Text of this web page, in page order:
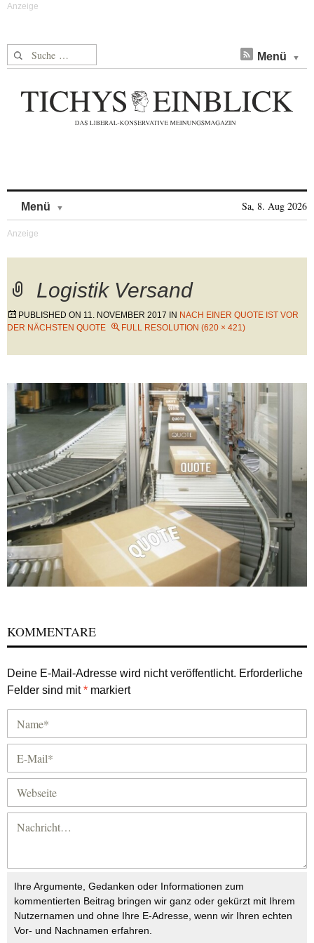
Suche nach: Menü
Menü Sa, 8. Aug 2026
Logistik Versand
PUBLISHED ON 11. NOVEMBER 2017 IN NACH EINER QUOTE IST VOR
DER NÄCHSTEN QUOTE
FULL RESOLUTION (620 × 421)
KOMMENTARE
Deine E-Mail-Adresse wird nicht veröffentlicht. Erforderliche
Felder sind mit* markiert
Ihre Argumente, Gedanken oder Informationen zum
kommentierten Beitrag bringen wir ganz oder gekürzt mit Ihrem
Nutzernamen und ohne Ihre E-Adresse, wenn wir Ihren echten
Vor- und Nachnamen erfahren.